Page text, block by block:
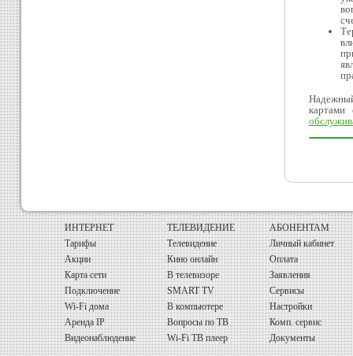
ИНТЕРНЕТ ТЕЛЕВИДЕНИЕ
АБОНЕНТАМ
Тарифы
Телевидение
Личный кабинет
Акции
Кино онлайн
Оплата
Карта сети
В телевизоре
Заявления
Подключение
SMART TV
Сервисы
Wi-Fi дома
В компьютере
Настройки
Аренда IP
Вопросы по ТВ
Комп. сервис
Видеонаблюдение
Wi-Fi ТВ плеер Документы